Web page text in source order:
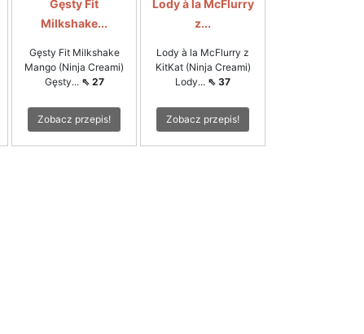
Gęsty Fit
Milkshake...
Gęsty Fit Milkshake
Mango (Ninja Creami)
Gęsty... ⇖ 27
Zobacz przepis!
Lody à la McFlurry
z...
Lody à la McFlurry z
KitKat (Ninja Creami)
Lody... ⇖ 37
Zobacz przepis!